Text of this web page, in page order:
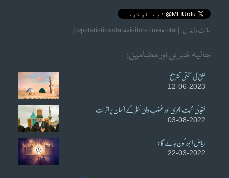
سائٹ وزیٹرس: [wpstatistics stat=visitors time=total]
حالیہ خبریں اور مضامین:
خُلق کی حقیقی تشریح
12-06-2023
فقیر کی محبت بھری اور غضب والی نظر کے انسان پر اثرات
03-08-2022
ریاض الجنہ کون جائے گا؟
22-03-2022